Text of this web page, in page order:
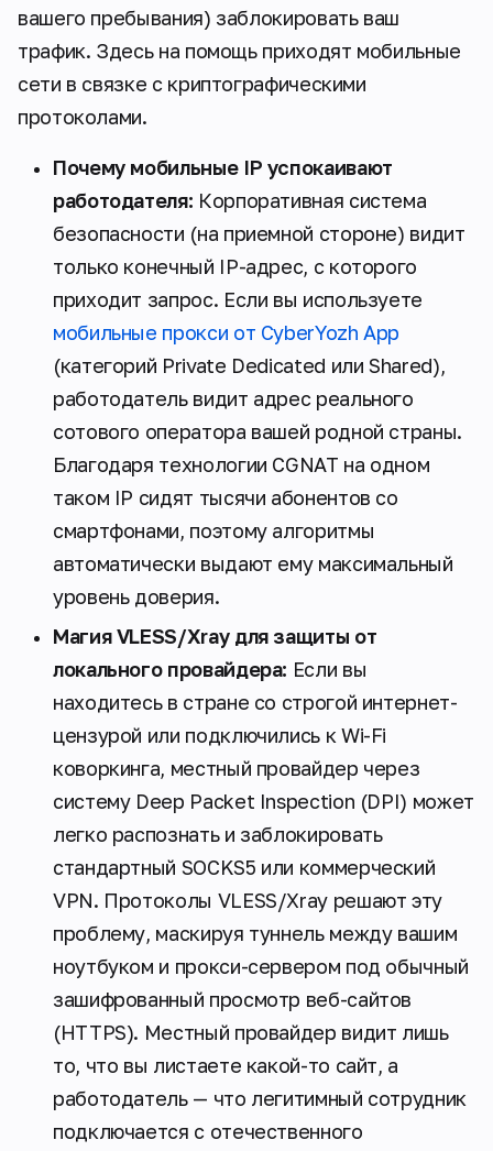
вашего пребывания) заблокировать ваш
трафик. Здесь на помощь приходят мобильные
сети в связке с криптографическими
протоколами.
Почему мобильные IP успокаивают
работодателя: Корпоративная система
безопасности (на приемной стороне) видит
только конечный IP-адрес, с которого
приходит запрос. Если вы используете
мобильные прокси от CyberYozh App
(категорий Private Dedicated или Shared),
работодатель видит адрес реального
сотового оператора вашей родной страны.
Благодаря технологии CGNAT на одном
таком IP сидят тысячи абонентов со
смартфонами, поэтому алгоритмы
автоматически выдают ему максимальный
уровень доверия.
Магия VLESS/Xray для защиты от
локального провайдера: Если вы
находитесь в стране со строгой интернет-
цензурой или подключились к Wi-Fi
коворкинга, местный провайдер через
систему Deep Packet Inspection (DPI) может
легко распознать и заблокировать
стандартный SOCKS5 или коммерческий
VPN. Протоколы VLESS/Xray решают эту
проблему, маскируя туннель между вашим
ноутбуком и прокси-сервером под обычный
зашифрованный просмотр веб-сайтов
(HTTPS). Местный провайдер видит лишь
то, что вы листаете какой-то сайт, а
работодатель — что легитимный сотрудник
подключается с отечественного